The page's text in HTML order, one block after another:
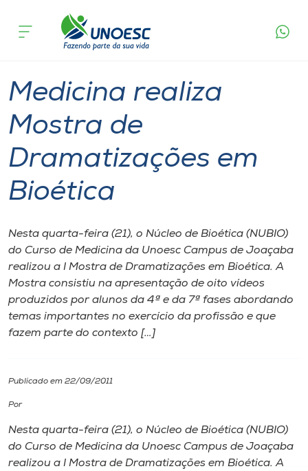
Cursos
Pesquisa
Atendimento ao Estudante
Portal de Ensino
A
Internacionalização
I.nova
Diplomados
CPA
acontece
Medicina realiza
Mostra de
Dramatizações em
Bioética
Nesta quarta-feira (21), o Núcleo de Bioética (NUBIO)
do Curso de Medicina da Unoesc Campus de Joaçaba
realizou a I Mostra de Dramatizações em Bioética. A
Mostra consistiu na apresentação de oito vídeos
produzidos por alunos da 4ª e da 7ª fases abordando
temas importantes no exercício da profissão e que
fazem parte do contexto […]
Publicado em 22/09/2011
Por
Nesta quarta-feira (21), o Núcleo de Bioética (NUBIO)
do Curso de Medicina da Unoesc Campus de Joaçaba
realizou a I Mostra de Dramatizações em Bioética. A